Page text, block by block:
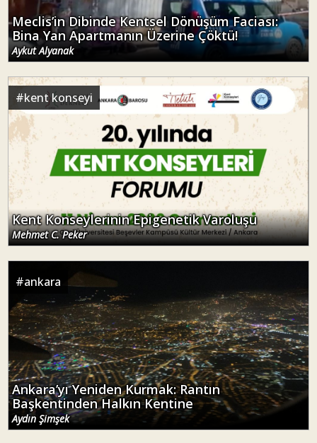
Meclis’in Dibinde Kentsel Dönüşüm Faciası:
Bina Yan Apartmanın Üzerine Çöktü!
Aykut Alyanak
#kent konseyi
Kent Konseylerinin Epigenetik Varoluşu
Mehmet C. Peker
#ankara
Ankara’yı Yeniden Kurmak: Rantın
Başkentinden Halkın Kentine
Aydın Şimşek